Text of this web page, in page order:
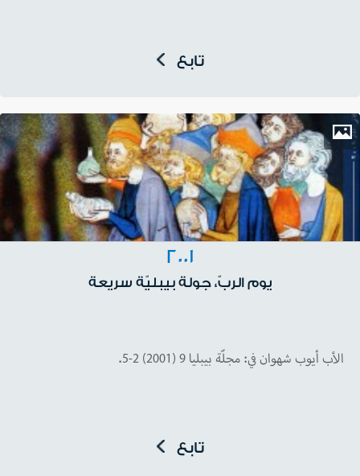
تابع
2001
يوم الربّ، جولة بيبليّة سريعة
الأب أيوب شهوان في: مجلّة بيبليا 9 (2001) 2-5.
تابع